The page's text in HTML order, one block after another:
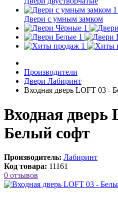
Двери с умным замком
Производители
Двери Лабиринт
Входная дверь LOFT 03 -
Входная дверь
Белый софт
Производитель: Лабиринт
Код товара: 11161
0 отзывов